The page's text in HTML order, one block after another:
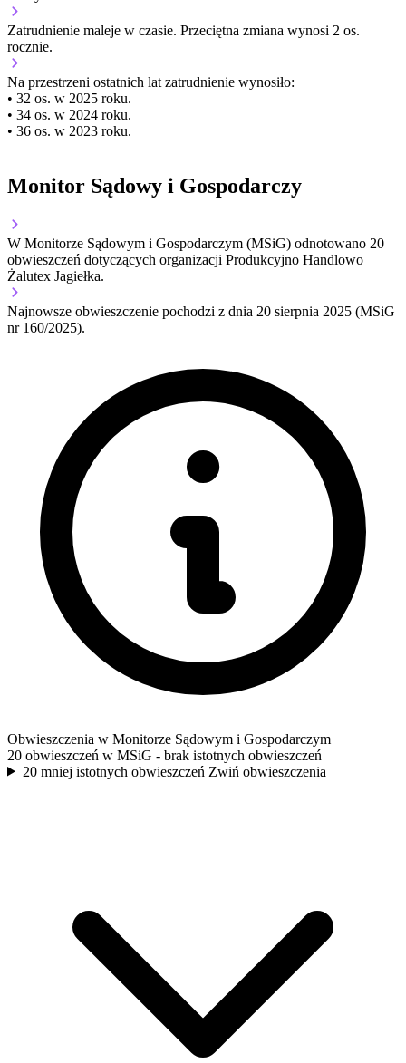
Zatrudnienie maleje w czasie. Przeciętna zmiana wynosi 2 os.
rocznie.
Na przestrzeni ostatnich lat zatrudnienie wynosiło:
• 32 os. w 2025 roku.
• 34 os. w 2024 roku.
• 36 os. w 2023 roku.
Monitor Sądowy i Gospodarczy
W Monitorze Sądowym i Gospodarczym (MSiG) odnotowano 20
obwieszczeń dotyczących organizacji Produkcyjno Handlowo
Żalutex Jagiełka.
Najnowsze obwieszczenie pochodzi z dnia 20 sierpnia 2025 (MSiG
nr 160/2025).
Obwieszczenia w Monitorze Sądowym i Gospodarczym
20 obwieszczeń w MSiG - brak istotnych obwieszczeń
20 mniej istotnych obwieszczeń Zwiń obwieszczenia